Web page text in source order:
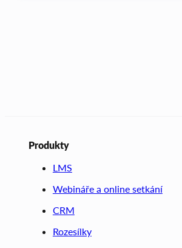
Produkty
LMS
Webináře a online setkání
CRM
Rozesílky